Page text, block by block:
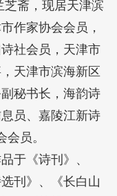
斋，现居天津滨
作家协会会员，
社会员，天津市
天津市滨海新区
秘书长，海韵诗
员、嘉陵江新诗
员。
于《诗刊》、
刊》、《长白山